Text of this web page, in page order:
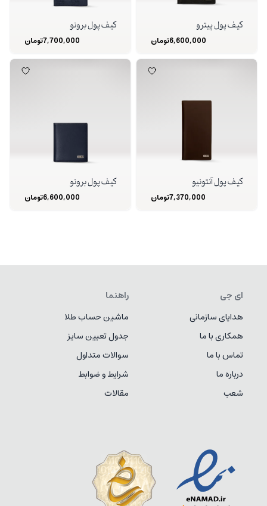
کیف پول پیترو
6,600,000تومان
کیف پول برونو
7,700,000تومان
کیف پول آنتونیو
7,370,000تومان
کیف پول برونو
6,600,000تومان
ای جی
هدایای سازمانی
همکاری با ما
تماس با ما
درباره ما
شعب
راهنما
ماشین حساب طلا
جدول تعیین سایز
سوالات متداول
شرایط و ضوابط
مقالات